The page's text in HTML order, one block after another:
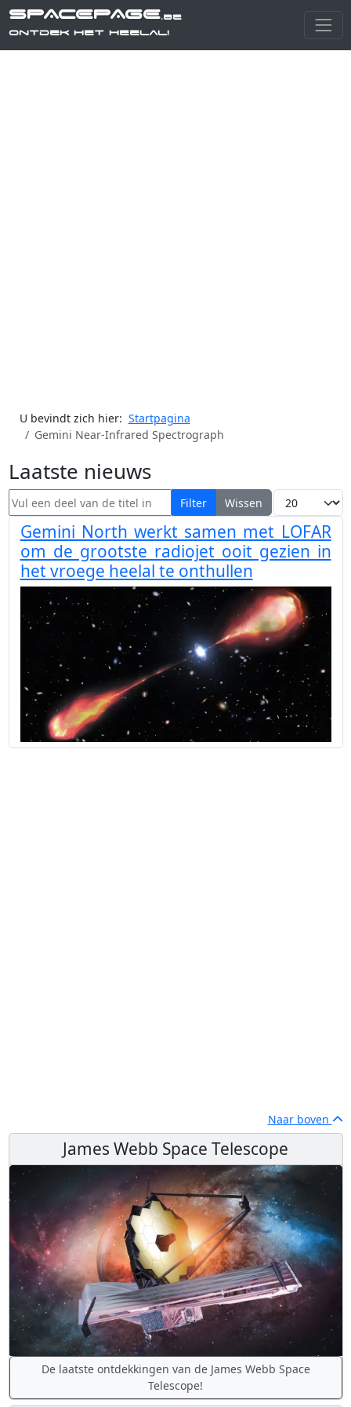
SPACEPAGE.be
Ontdek het heelal!
U bevindt zich hier: Startpagina
Gemini Near-Infrared Spectrograph
Laatste nieuws
Vul een deel van de titel in Filter Wissen Toon #
Gemini North werkt samen met LOFAR
om de grootste radiojet ooit gezien in
het vroege heelal te onthullen
Naar boven
James Webb Space Telescope
De laatste ontdekkingen van de James Webb Space
Telescope!